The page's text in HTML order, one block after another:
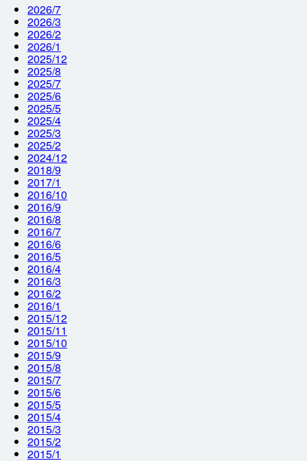
2026/7
2026/3
2026/2
2026/1
2025/12
2025/8
2025/7
2025/6
2025/5
2025/4
2025/3
2025/2
2024/12
2018/9
2017/1
2016/10
2016/9
2016/8
2016/7
2016/6
2016/5
2016/4
2016/3
2016/2
2016/1
2015/12
2015/11
2015/10
2015/9
2015/8
2015/7
2015/6
2015/5
2015/4
2015/3
2015/2
2015/1